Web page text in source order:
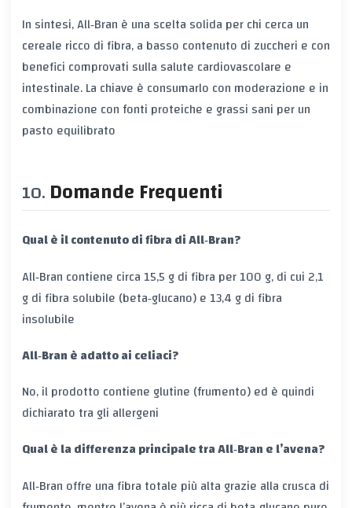
In sintesi, All‑Bran è una scelta solida per chi cerca un
cereale ricco di fibra, a basso contenuto di zuccheri e con
benefici comprovati sulla salute cardiovascolare e
intestinale. La chiave è consumarlo con moderazione e in
combinazione con fonti proteiche e grassi sani per un
pasto equilibrato
Domande Frequenti
Qual è il contenuto di fibra di All‑Bran?
All‑Bran contiene circa 15,5 g di fibra per 100 g, di cui 2,1
g di fibra solubile (beta‑glucano) e 13,4 g di fibra
insolubile
All‑Bran è adatto ai celiaci?
No, il prodotto contiene glutine (frumento) ed è quindi
dichiarato tra gli allergeni
Qual è la differenza principale tra All‑Bran e l’avena?
All‑Bran offre una fibra totale più alta grazie alla crusca di